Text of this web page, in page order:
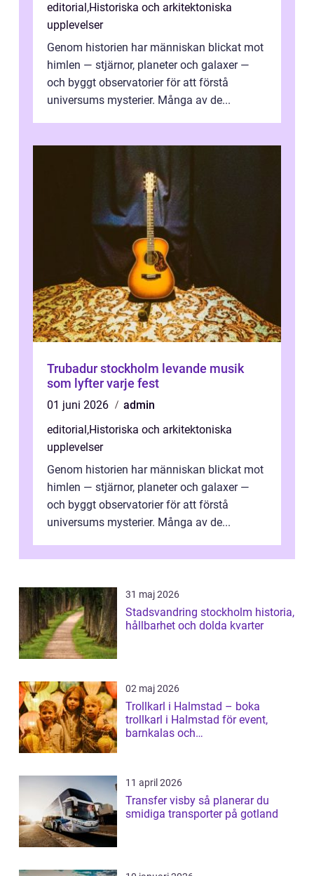
editorial ,Historiska och arkitektoniska
upplevelser
Genom historien har människan blickat mot
himlen — stjärnor, planeter och galaxer —
och byggt observatorier för att förstå
universums mysterier. Många av de...
Trubadur stockholm levande musik
som lyfter varje fest
01 juni 2026
admin
editorial ,Historiska och arkitektoniska
upplevelser
Genom historien har människan blickat mot
himlen — stjärnor, planeter och galaxer —
och byggt observatorier för att förstå
universums mysterier. Många av de...
31 maj 2026
Stadsvandring stockholm historia,
hållbarhet och dolda kvarter
02 maj 2026
Trollkarl i Halmstad – boka
trollkarl i Halmstad för event,
barnkalas och
11 april 2026
Transfer visby så planerar du
smidiga transporter på gotland